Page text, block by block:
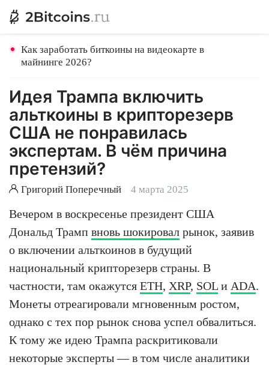
Как заработать биткоины на видеокарте в
майнинге 2026?
Идея Трампа включить
альткоины в крипторезерв
США не понравилась
экспертам. В чём причина
претензий?
Григорий Поперечный 4 марта 2025
Вечером в воскресенье президент США
Дональд Трамп вновь шокировал рынок, заявив
о включении альткоинов в будущий
национальный крипторезерв страны. В
частности, там окажутся ETH, XRP, SOL и ADA.
Монеты отреагировали мгновенным ростом,
однако с тех пор рынок снова успел обвалиться.
К тому же идею Трампа раскритиковали
некоторые эксперты — в том числе аналитики